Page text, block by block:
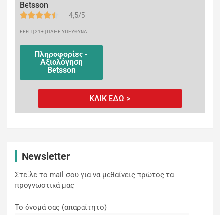
Betsson
4,5/5
ΕΕΕΠ | 21+ | ΠΑΙΞΕ ΥΠΕΥΘΥΝΑ
Πληροφορίες -
Αξιολόγηση
Betsson
ΚΛΙΚ ΕΔΩ >
Newsletter
Στείλε το mail σου για να μαθαίνεις πρώτος τα
προγνωστικά μας
Το όνομά σας (απαραίτητο)